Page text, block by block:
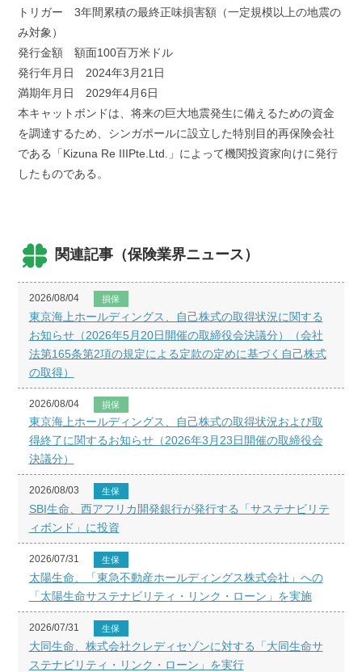
トリガー 3年間累積の最終正味損害額（一定規模以上の地震の
み対象）
発行金額 額面100百万米ドル
発行年月日 2024年3月21日
満期年月日 2029年4月6日
本キャットボンドは、将来の巨大地震発生に備えるための資金
を調達するため、シンガポールに設立した特別目的再保険会社
である「Kizuna Re IIIPte.Ltd.」によって機関投資家向けに発行
したものである。
関連記事（保険業界ニュース）
2026/08/04 損保
東京海上ホールディングス、自己株式の取得状況に関する
お知らせ（2026年5月20日開催の取締役会決議分）（会社
法第165条第2項の規定による定款の定めに基づく自己株式
の取得）
2026/08/04 損保
東京海上ホールディングス、自己株式の取得状況および取
得終了に関するお知らせ（2026年3月23日開催の取締役会
決議分）
2026/08/03 生保
SBI生命、西アフリカ開発銀行が発行する「サステナビリテ
ィボンド」に投資
2026/07/31 生保
太陽生命、「東急不動産ホールディングス株式会社」への
「太陽生命サステナビリティ・リンク・ローン」を実施
2026/07/31 生保
大同生命、株式会社クレディセゾンに対する「大同生命サ
ステナビリティ・リンク・ローン」を実行